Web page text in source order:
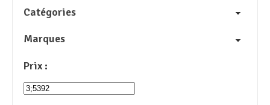
Catégories
Marques
Prix :